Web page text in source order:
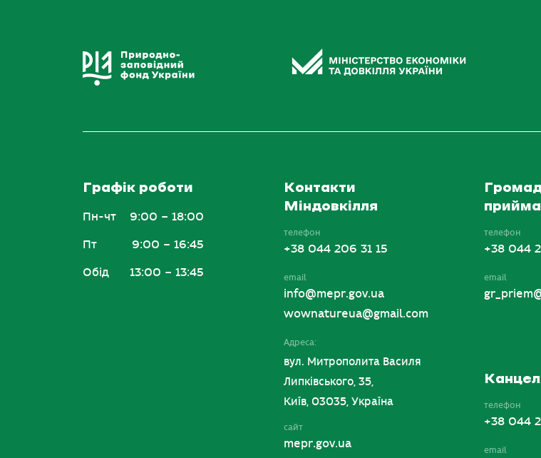
Графік роботи
Пн-чт 9:00 – 18:00
Пт 9:00 – 16:45
Обід 13:00 – 13:45
Контакти
Міндовкілля
телефон
+38 044 206 31 15
email
info@mepr.gov.ua
wownatureua@gmail.com
Адреса:
вул. Митрополита Василя
Липківського, 35,
Київ, 03035, Україна
сайт
mepr.gov.ua
телефон
+38 044
email
телефон
+38 044
email